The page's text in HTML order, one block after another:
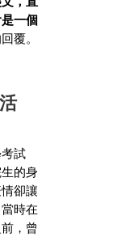
一個
覆。
試
的身
卻讓
時在
，曾